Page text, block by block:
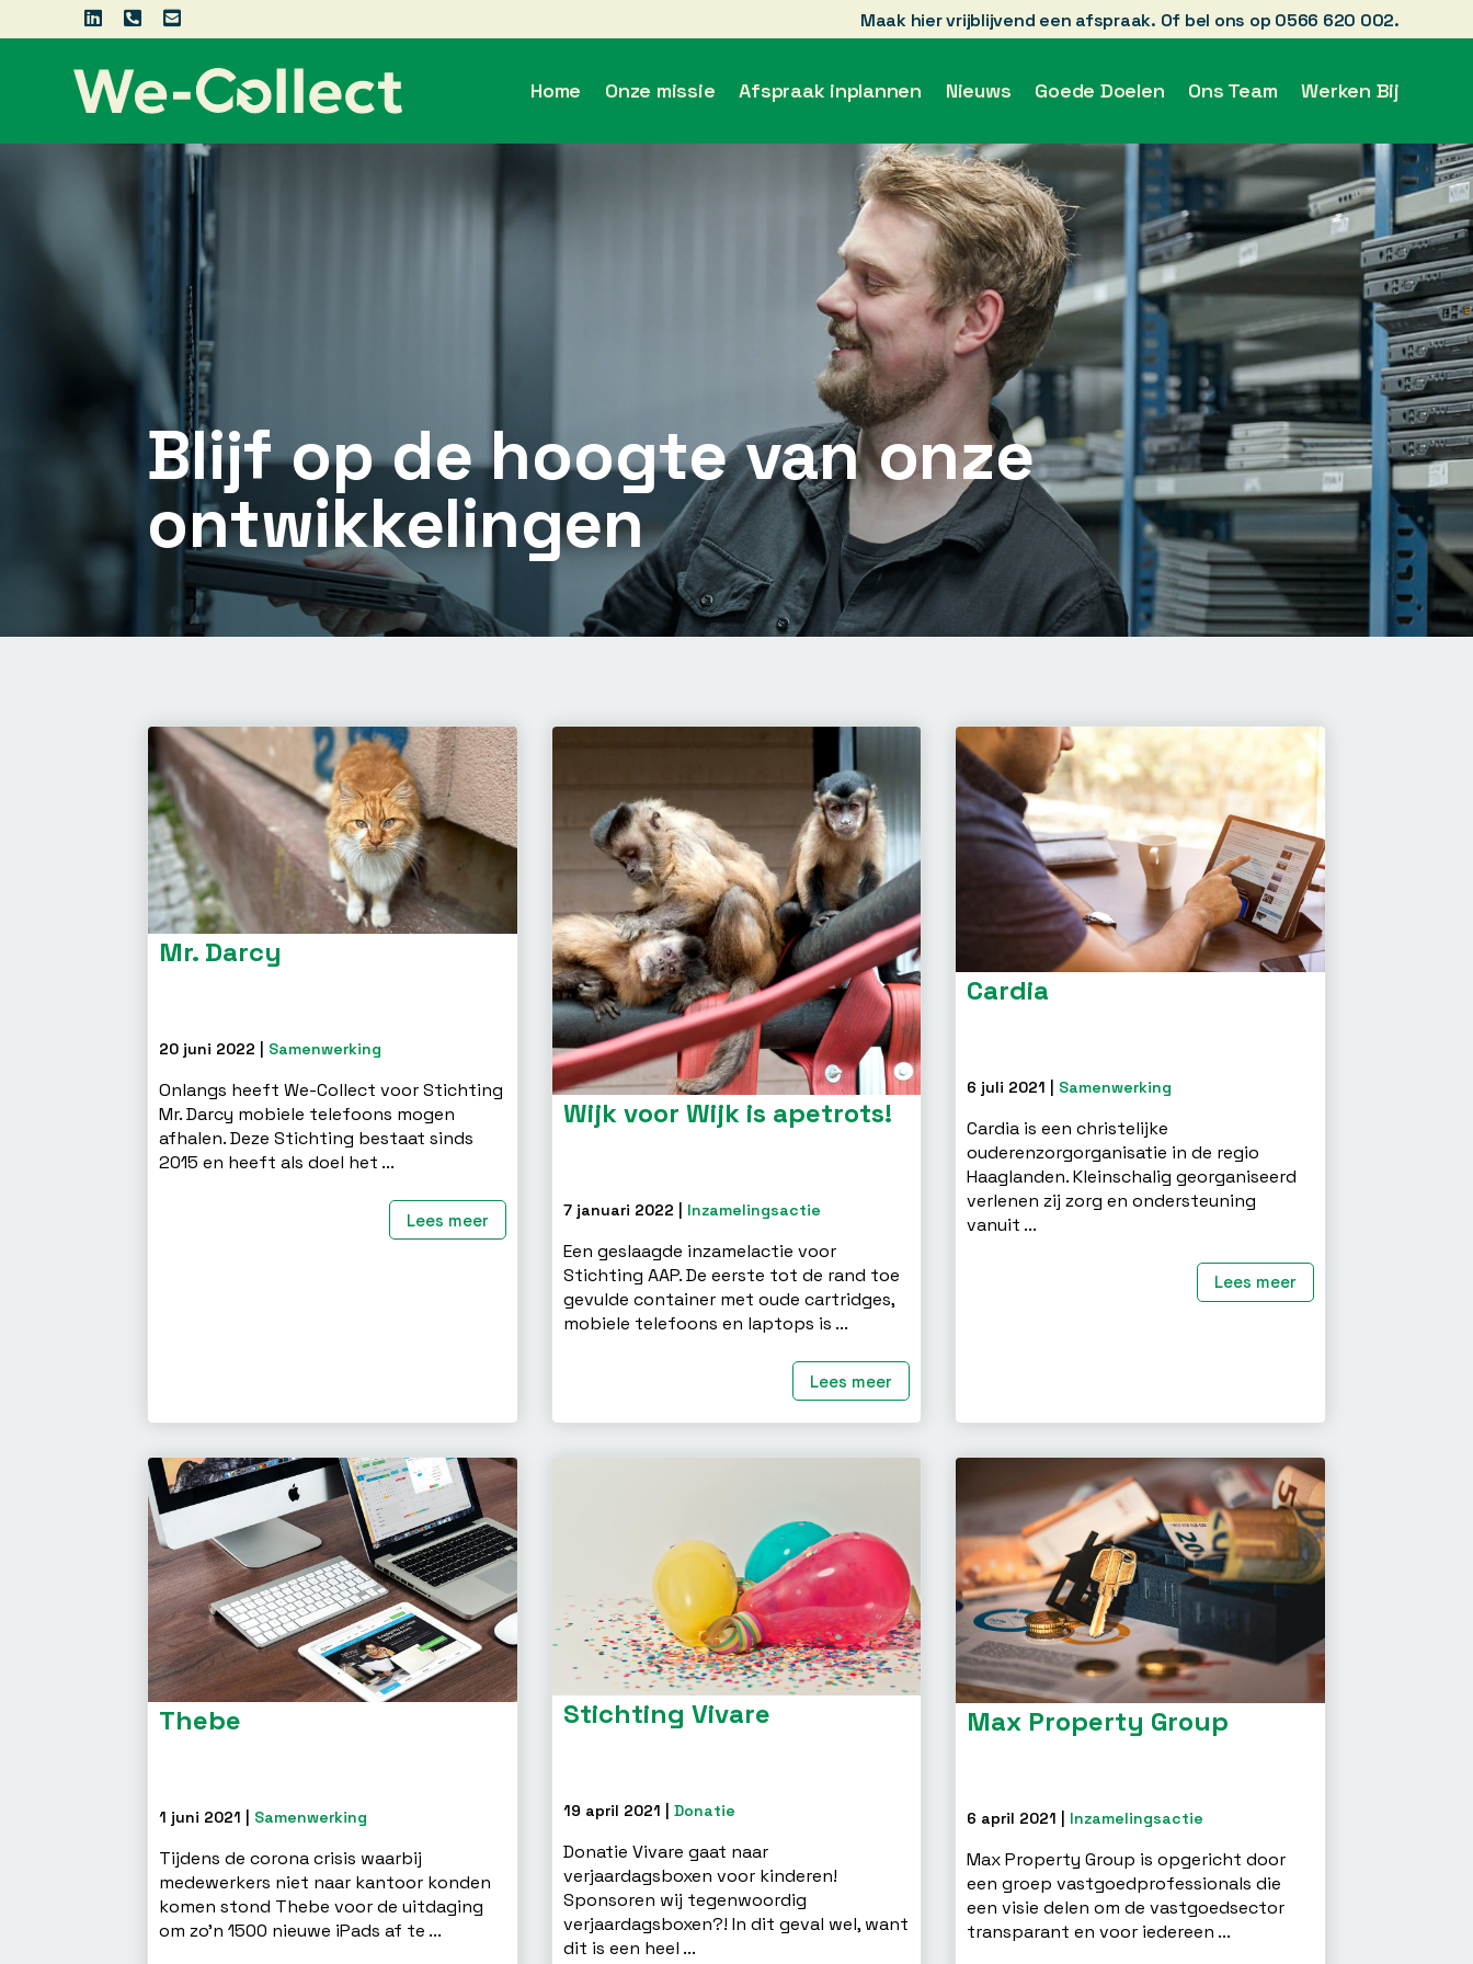
   Maak hier vrijblijvend een afspraak. Of bel ons op 0566 620 002.
Home Onze missie Afspraak inplannen Nieuws Goede Doelen Ons Team Werken Bij
Blijf op de hoogte van onze
ontwikkelingen
Mr. Darcy
20 juni 2022 | Samenwerking
Onlangs heeft We-Collect voor Stichting
Mr. Darcy mobiele telefoons mogen
afhalen. Deze Stichting bestaat sinds
2015 en heeft als doel het ...
Lees meer
Wijk voor Wijk is apetrots!
7 januari 2022 | Inzamelingsactie
Een geslaagde inzamelactie voor
Stichting AAP. De eerste tot de rand toe
gevulde container met oude cartridges,
mobiele telefoons en laptops is ...
Lees meer
Cardia
6 juli 2021 | Samenwerking
Cardia is een christelijke
ouderenzorgorganisatie in de regio
Haaglanden. Kleinschalig georganiseerd
verlenen zij zorg en ondersteuning
vanuit ...
Lees meer
Thebe
1 juni 2021 | Samenwerking
Tijdens de corona crisis waarbij
medewerkers niet naar kantoor konden
komen stond Thebe voor de uitdaging
om zo’n 1500 nieuwe iPads af te ...
Stichting Vivare
19 april 2021 | Donatie
Donatie Vivare gaat naar
verjaardagsboxen voor kinderen!
Sponsoren wij tegenwoordig
verjaardagsboxen?! In dit geval wel, want
dit is een heel ...
Max Property Group
6 april 2021 | Inzamelingsactie
Max Property Group is opgericht door
een groep vastgoedprofessionals die
een visie delen om de vastgoedsector
transparant en voor iedereen ...